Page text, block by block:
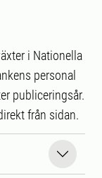
i Nationella
personal
publiceringsår.
från sidan.